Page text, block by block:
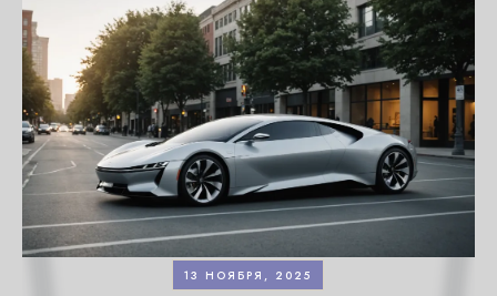
13 НОЯБРЯ, 2025